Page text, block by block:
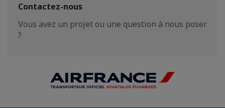
Contactez-nous
Vous avez un projet ou une question à nous poser
?